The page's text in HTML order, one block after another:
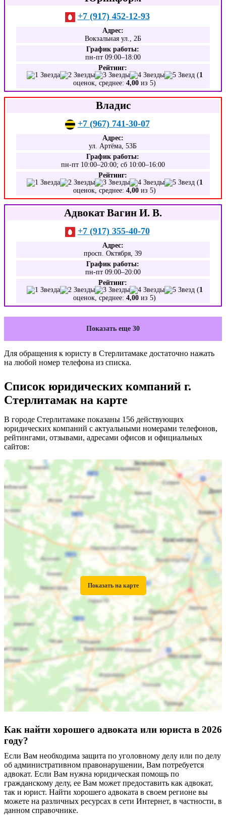
+7 (917) 452-12-93
Адрес:
Вокзальная ул., 2Б
График работы:
пн-пт 09:00–18:00
Рейтинг:
(1
оценок, среднее:4,00 из 5)
Владис
+7 (967) 741-30-07
Адрес:
ул. Артёма, 53Б
График работы:
пн-пт 10:00–20:00; сб 10:00–16:00
Рейтинг:
(1
оценок, среднее:4,00 из 5)
Адвокат Вагин И. В.
+7 (917) 355-40-70
Адрес:
просп. Октября, 39
График работы:
пн-пт 09:00–20:00
Рейтинг:
(1
оценок, среднее:4,00 из 5)
Показать еще 30
Для обращения к юристу в Стерлитамаке достаточно нажать
на любой номер телефона из списка.
Список юридических компаний г.
Стерлитамак на карте
В городе Стерлитамаке показаны 156 действующих
юридических компаний с актуальными номерами телефонов,
рейтингами, отзывами, адресами офисов и официальных
сайтов:
Как найти хорошего адвоката или юриста в 2026
году?
Если Вам необходима защита по уголовному делу или по делу
об административном правонарушении, Вам потребуется
адвокат. Если Вам нужна юридическая помощь по
гражданскому делу, ее Вам может предоставить как адвокат,
так и юрист. Найти хорошего адвоката в своем регионе вы
можете на различных ресурсах в сети Интернет, в частности, в
данном справочнике.